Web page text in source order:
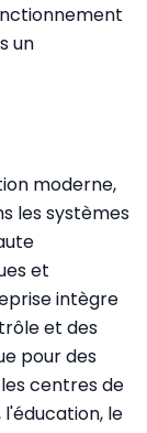
un
moderne,
les systèmes
et
intègre
et des
pour des
centres de
le